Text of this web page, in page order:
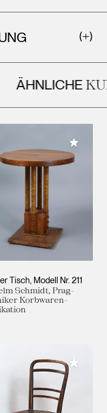
ÄHNLICHE
hinzufügen
Tisch, Modell Nr. 211
Schmidt, Prag-
Korbwaren-
Meiner
hinzufügen
Meiner